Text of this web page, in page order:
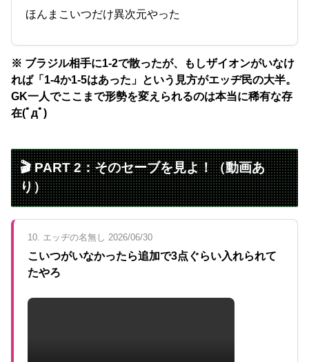
ほんまこいつだけ異次元やった
※ ブラジル相手に1-2で散ったが、もしザイオンがいなけ
れば「1-4か1-5はあった」という見方がエッヂ民の大半。
GK一人でここまで形勢を変えられるのは本当に稀有な存
在(ﾟдﾟ)
🎬 PART 2：そのセーブを見よ！（動画あ
り）
10. エッヂの名無し 2026/06/30
こいつがいなかったら追加で3点ぐらい入れられて
たやろ